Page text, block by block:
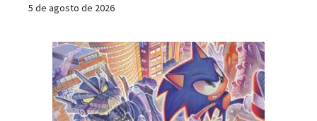
5 de agosto de 2026